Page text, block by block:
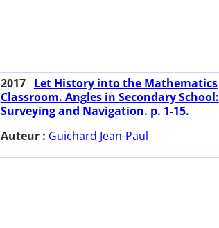
2017
Let History into the Mathematics
Classroom. Angles in Secondary School:
Surveying and Navigation. p. 1-15.
Auteur : Guichard Jean-Paul